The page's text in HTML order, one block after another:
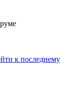
к последнему